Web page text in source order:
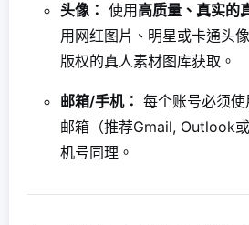
头像： 使用 高质量、真实的
用网红图片、明星或卡通头
版权的真人素材图库获取。
邮箱/手机： 每个账号必须
邮箱（推荐Gmail, Outlook
机号同理。